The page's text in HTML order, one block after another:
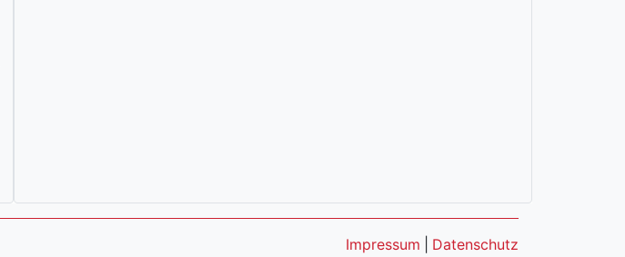
Impressum Datenschutz